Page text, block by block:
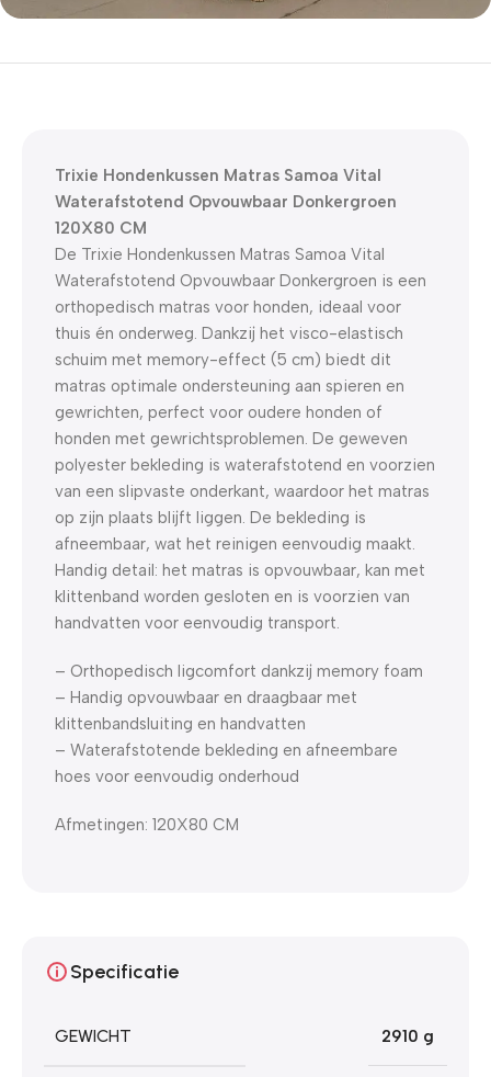
5% korting met code
Trixie Hondenkussen Matras Samoa Vital
Waterafstotend Opvouwbaar Donkergroen
120X80 CM
De Trixie Hondenkussen Matras Samoa Vital
Waterafstotend Opvouwbaar Donkergroen is een
orthopedisch matras voor honden, ideaal voor
thuis én onderweg. Dankzij het visco-elastisch
schuim met memory-effect (5 cm) biedt dit
matras optimale ondersteuning aan spieren en
gewrichten, perfect voor oudere honden of
honden met gewrichtsproblemen. De geweven
polyester bekleding is waterafstotend en voorzien
van een slipvaste onderkant, waardoor het matras
op zijn plaats blijft liggen. De bekleding is
afneembaar, wat het reinigen eenvoudig maakt.
Handig detail: het matras is opvouwbaar, kan met
klittenband worden gesloten en is voorzien van
handvatten voor eenvoudig transport.
– Orthopedisch ligcomfort dankzij memory foam
– Handig opvouwbaar en draagbaar met
klittenbandsluiting en handvatten
– Waterafstotende bekleding en afneembare
hoes voor eenvoudig onderhoud
Afmetingen: 120X80 CM
Specificatie
GEWICHT 2910 g